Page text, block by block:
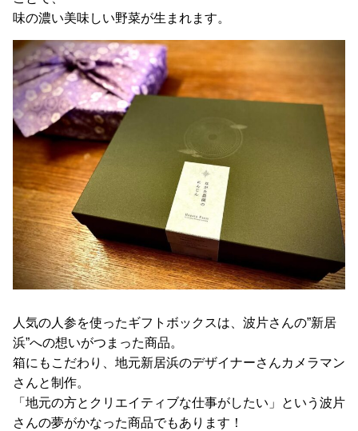
味の濃い美味しい野菜が生まれます。
人気の人参を使ったギフトボックスは、波片さんの”新居
浜”への想いがつまった商品。
箱にもこだわり、地元新居浜のデザイナーさんカメラマン
さんと制作。
「地元の方とクリエイティブな仕事がしたい」という波片
さんの夢がかなった商品でもあります！